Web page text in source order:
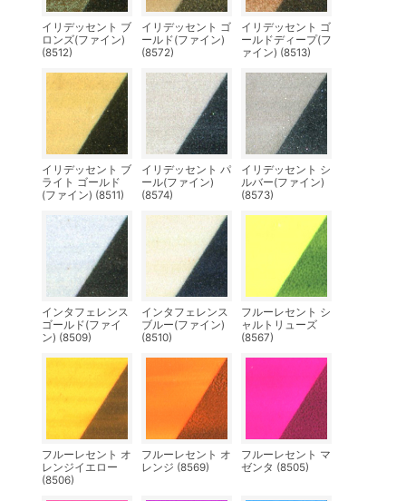
イリデッセント ブ
ロンズ(ファイン)
(8512)
イリデッセント ゴ
ールド(ファイン)
(8572)
イリデッセント ゴ
ールドディープ(フ
ァイン) (8513)
イリデッセント ブ
ライト ゴールド
(ファイン) (8511)
イリデッセント パ
ール(ファイン)
(8574)
イリデッセント シ
ルバー(ファイン)
(8573)
インタフェレンス
ゴールド(ファイ
ン) (8509)
インタフェレンス
ブルー(ファイン)
(8510)
フルーレセント シ
ャルトリューズ
(8567)
フルーレセント オ
レンジイエロー
(8506)
フルーレセント オ
レンジ (8569)
フルーレセント マ
ゼンタ (8505)